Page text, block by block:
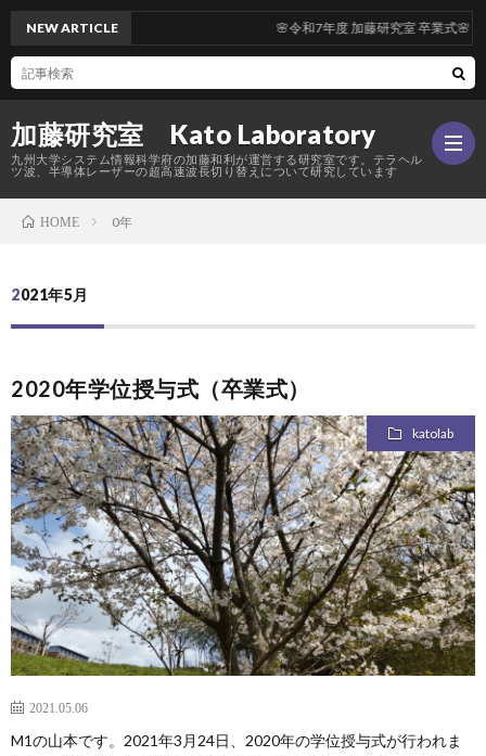
加藤研究室 Kato Laboratory
九州大学システム情報科学府の加藤和利が運営する研究室です。テラヘル
ツ波、半導体レーザーの超高速波長切り替えについて研究しています
容
バ
ー
動
報
告
学
会
発
表
論
文
受
賞
＆
外
部
卒
NEW ARTICLE 🌸令和7年度 加藤研究室 卒業式🌸
HOME 0年
2021年5月
2020年学位授与式（卒業式）
katolab
2021.05.06
M1の山本です。2021年3月24日、2020年の学位授与式が行われま